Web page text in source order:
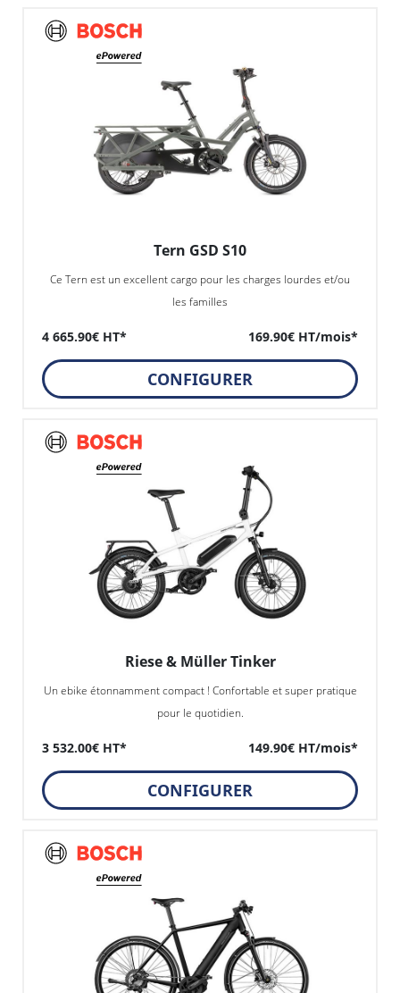
Tern GSD S10
Ce Tern est un excellent cargo pour les charges lourdes et/ou
les familles
4 665.90€ HT* 169.90€ HT/mois*
CONFIGURER
Riese & Müller Tinker
Un ebike étonnamment compact ! Confortable et super pratique
pour le quotidien.
3 532.00€ HT* 149.90€ HT/mois*
CONFIGURER